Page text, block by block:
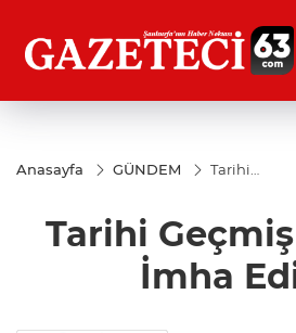
Anasayfa GÜNDEM
Tarihi
Edildi
Tarihi
İmha